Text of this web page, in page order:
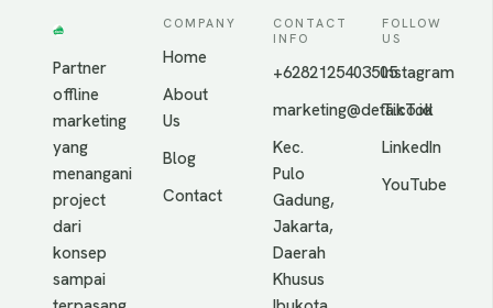
Partner
offline
marketing
yang
menangani
project
dari
konsep
sampai
COMPANY
Home
About
Us
Blog
Contact
CONTACT
INFO
+6282125403505
marketing@deta.co.id
Kec.
Pulo
Gadung,
Jakarta,
Daerah
Khusus
FOLLOW
US
Instagram
TikTok
LinkedIn
YouTube